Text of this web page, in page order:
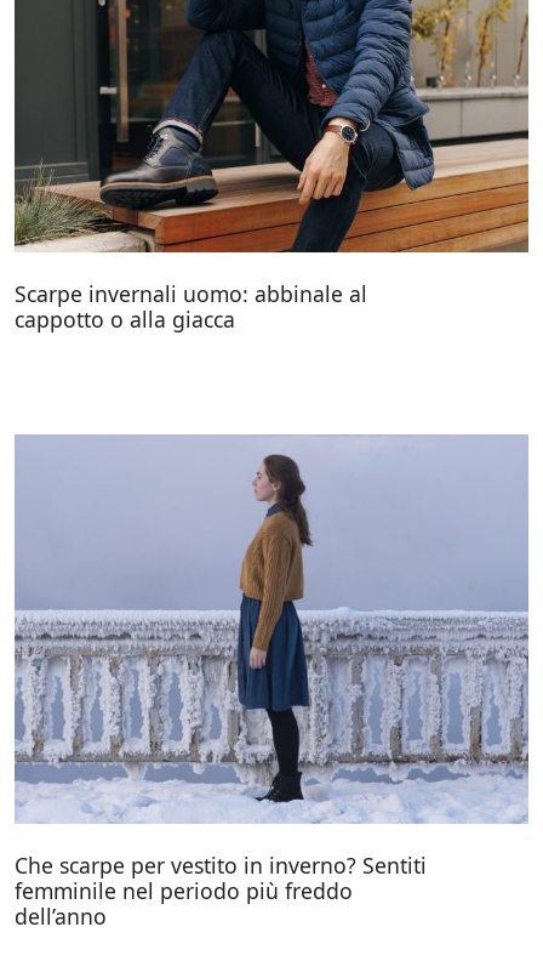
Scarpe invernali uomo: abbinale al
cappotto o alla giacca
Che scarpe per vestito in inverno? Sentiti
femminile nel periodo più freddo
dell’anno